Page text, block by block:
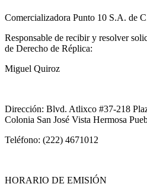
Comercializadora Punto 10 S.A. de
Responsable de recibir y resolver
de Derecho de Réplica:
Miguel Quiroz
Dirección: Blvd. Atlixco #37-218
Colonia San José Vista Hermosa
Teléfono: (222) 4671012
HORARIO DE EMISIÓN